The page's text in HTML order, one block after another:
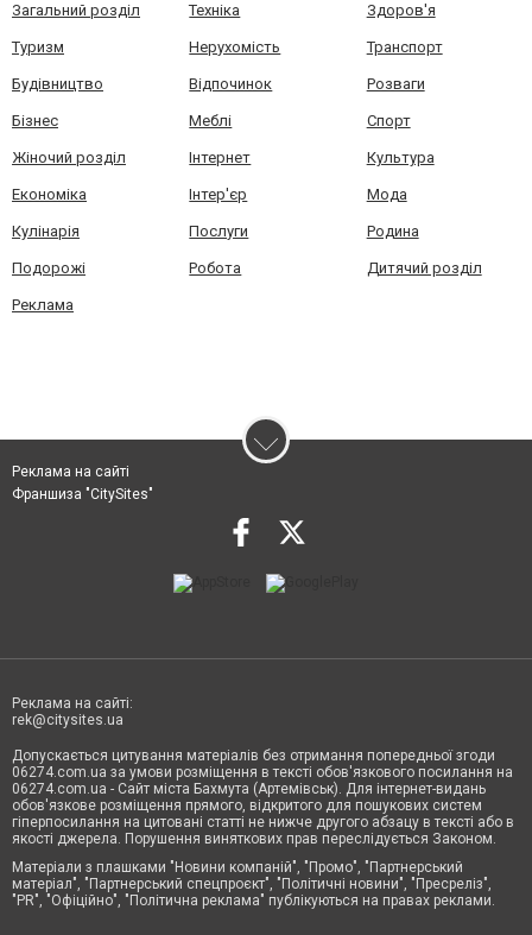
Загальний розділ Техніка Здоров'я
Туризм Нерухомість Транспорт
Будівництво Відпочинок Розваги
Бізнес Меблі Спорт
Жіночий розділ Інтернет Культура
Економіка Інтер'єр Мода
Кулінарія Послуги Родина
Подорожі Робота Дитячий розділ
Реклама
Реклама на сайті
Франшиза "CitySites"
Реклама на сайті:
rek@citysites.ua
Допускається цитування матеріалів без отримання попередньої згоди
06274.com.ua за умови розміщення в тексті обов'язкового посилання на
06274.com.ua - Сайт міста Бахмута (Артемівськ). Для інтернет-видань
обов'язкове розміщення прямого, відкритого для пошукових систем
гіперпосилання на цитовані статті не нижче другого абзацу в тексті або в
якості джерела. Порушення виняткових прав переслідується Законом.
Матеріали з плашками "Новини компаній", "Промо", "Партнерський
матеріал", "Партнерський спецпроєкт", "Політичні новини", "Пресреліз",
"PR", "Офіційно", "Політична реклама" публікуються на правах реклами.